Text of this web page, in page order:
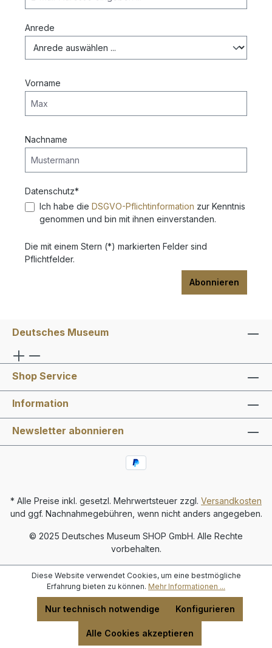
Anrede
Vorname
Nachname
Datenschutz*
Ich habe die DSGVO-Pflichtinformation zur Kenntnis
genommen und bin mit ihnen einverstanden.
Die mit einem Stern (*) markierten Felder sind
Pflichtfelder.
Abonnieren
Deutsches Museum
Shop Service
Information
Newsletter abonnieren
* Alle Preise inkl. gesetzl. Mehrwertsteuer zzgl. Versandkosten
und ggf. Nachnahmegebühren, wenn nicht anders angegeben.
© 2025 Deutsches Museum SHOP GmbH. Alle Rechte
vorbehalten.
Diese Website verwendet Cookies, um eine bestmögliche
Erfahrung bieten zu können. Mehr Informationen ...
Nur technisch notwendige Konfigurieren
Alle Cookies akzeptieren